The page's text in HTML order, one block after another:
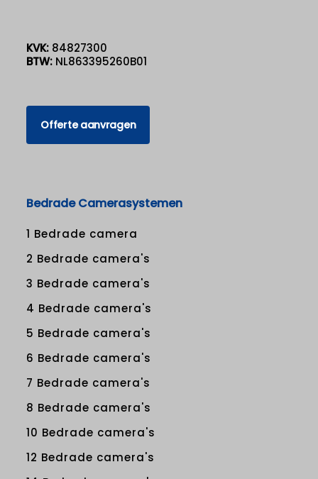
KVK: 84827300
BTW: NL863395260B01
Offerte aanvragen
Bedrade Camerasystemen
1 Bedrade camera
2 Bedrade camera's
3 Bedrade camera's
4 Bedrade camera's
5 Bedrade camera's
6 Bedrade camera's
7 Bedrade camera's
8 Bedrade camera's
10 Bedrade camera's
12 Bedrade camera's